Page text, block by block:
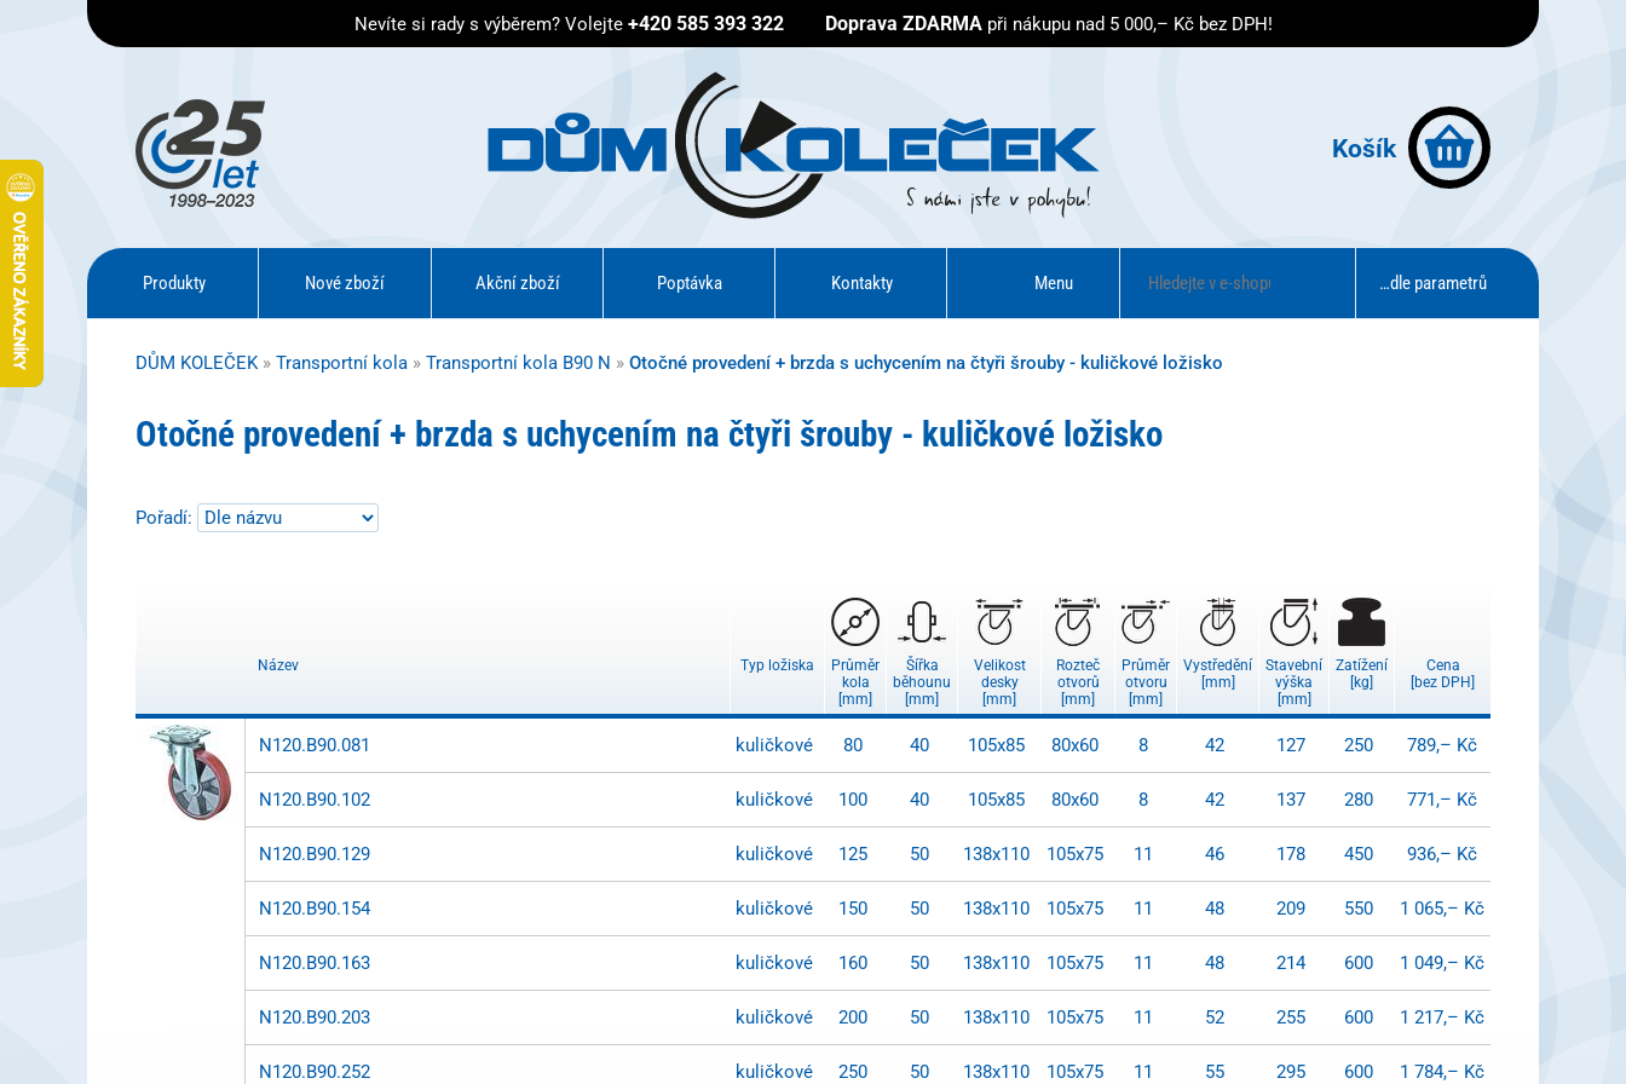
Nevíte si rady s výběrem? Volejte +420 585 393 322 Doprava ZDARMA při nákupu nad 5 000,– Kč bez DPH!
Košík
Produkty Nové zboží Akční zboží Poptávka Kontakty Menu …dle parametrů
DŮM KOLEČEK» Transportní kola » Transportní kola B90 N » Otočné provedení + brzda s uchycením na čtyři šrouby - kuličkové ložisko
Otočné provedení + brzda s uchycením na čtyři šrouby - kuličkové ložisko
Pořadí:
Název Typ ložiska
Průměr
kola
[mm]
Šířka
běhounu
[mm]
Velikost
desky
[mm]
Rozteč
otvorů
[mm]
Průměr
otvoru
[mm]
Vystředění
[mm]
Stavební
výška
[mm]
Zatížení
[kg]
Cena
[bez DPH]
N120.B90.081 kuličkové 80 40 105x85 80x60 8 42 127 250 789,– Kč
N120.B90.102 kuličkové 100 40 105x85 80x60 8 42 137 280 771,– Kč
N120.B90.129 kuličkové 125 50 138x110 105x75 11 46 178 450 936,– Kč
N120.B90.154 kuličkové 150 50 138x110 105x75 11 48 209 550 1 065,– Kč
N120.B90.163 kuličkové 160 50 138x110 105x75 11 48 214 600 1 049,– Kč
N120.B90.203 kuličkové 200 50 138x110 105x75 11 52 255 600 1 217,– Kč
N120.B90.252 kuličkové 250 50 138x110 105x75 11 55 295 600 1 784,– Kč